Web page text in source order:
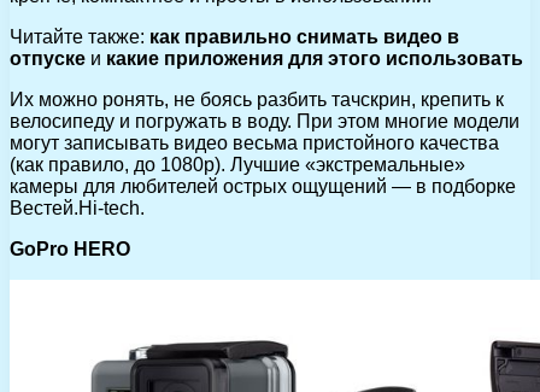
Читайте также: как правильно снимать видео в
отпуске и какие приложения для этого использовать
Их можно ронять, не боясь разбить тачскрин, крепить к
велосипеду и погружать в воду. При этом многие модели
могут записывать видео весьма пристойного качества
(как правило, до 1080р). Лучшие «экстремальные»
камеры для любителей острых ощущений — в подборке
Вестей.Hi-tech.
GoPro HERO